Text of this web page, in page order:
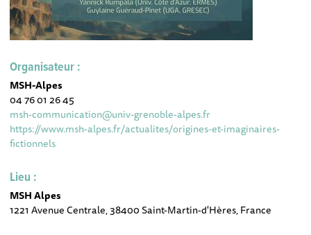
Organisateur :
MSH-Alpes
04 76 01 26 45
msh-communication@univ-grenoble-alpes.fr
https://www.msh-alpes.fr/actualites/origines-et-imaginaires-
fictionnels
Lieu :
MSH Alpes
1221 Avenue Centrale, 38400 Saint-Martin-d'Hères, France